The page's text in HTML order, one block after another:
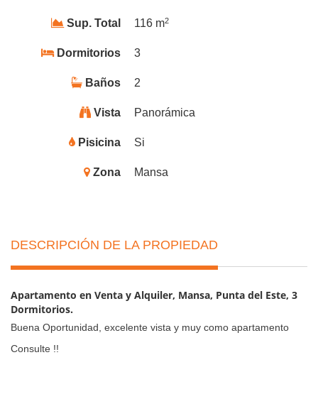
Sup. Total 116 m2
Dormitorios 3
Baños 2
Vista Panorámica
Pisicina Si
Zona Mansa
DESCRIPCIÓN DE LA PROPIEDAD
Apartamento en Venta y Alquiler, Mansa, Punta del Este, 3
Dormitorios.
Buena Oportunidad, excelente vista y muy como apartamento
Consulte !!